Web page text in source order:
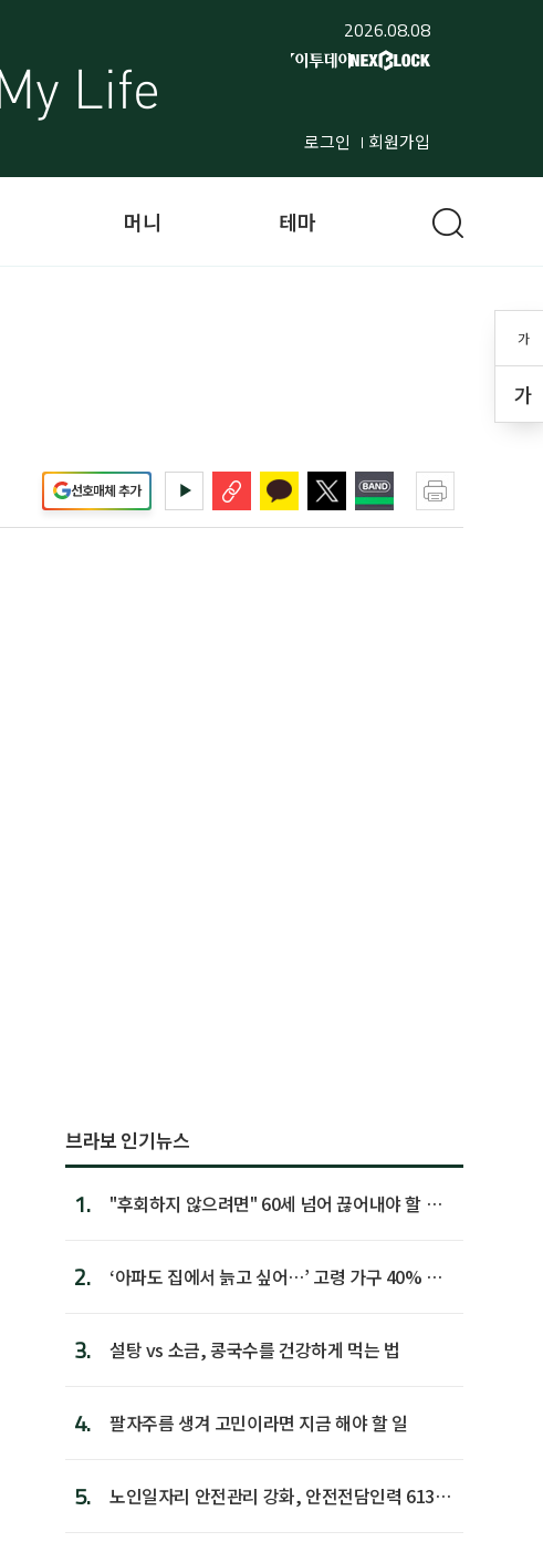
2026.08.08
로그인 회원가입
가
가
머니 테마
선호매체 추가
브라보 인기뉴스
1.
"후회하지 않으려면" 60세 넘어 끊어내야 할 사
2.
‘아파도 집에서 늙고 싶어…’ 고령 가구 40% 노
3. 설탕 vs 소금, 콩국수를 건강하게 먹는 법
4. 팔자주름 생겨 고민이라면 지금 해야 할 일
5.
노인일자리 안전관리 강화, 안전전담인력 613명